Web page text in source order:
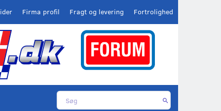
Fortrolighed
Fragt og levering
Firma profil